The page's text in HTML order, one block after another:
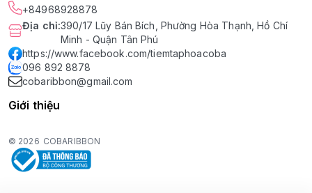
+84968928878
Địa chỉ:390/17 Lũy Bán Bích, Phường Hòa Thạnh, Hồ Chí
Minh - Quận Tân Phú
https://www.facebook.com/tiemtaphoacoba
096 892 8878
cobaribbon@gmail.com
Giới thiệu
© 2026 COBARIBBON